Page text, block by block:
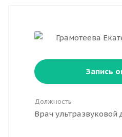
Запись
Должность
Врач ультразвуковой